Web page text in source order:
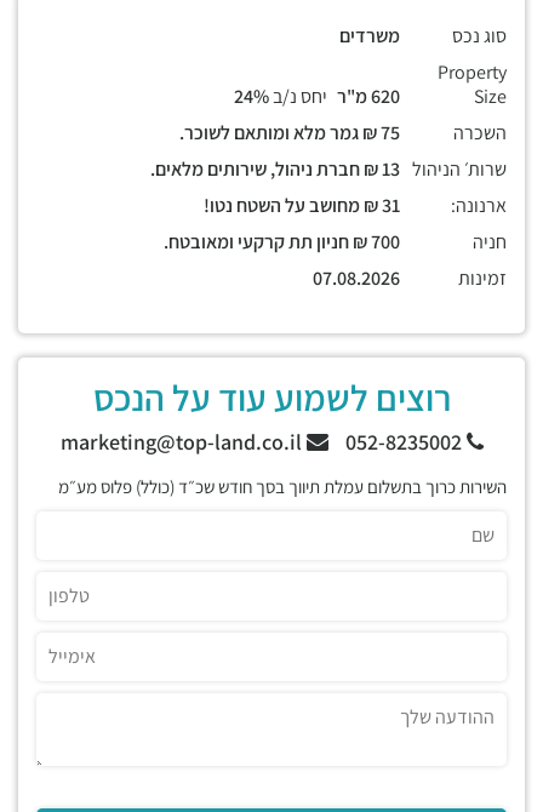
סוג נכס
משרדים
Property
Size
יחס נ/ב
השכרה
שרות׳ הניהול
ארנונה:
חניה
זמינות
רוצים לשמוע עוד על הנכס
052-8235002
השירות כרוך בתשלום עמלת תיווך בסך חודש שכ״ד (כולל) פלוס מע״מ